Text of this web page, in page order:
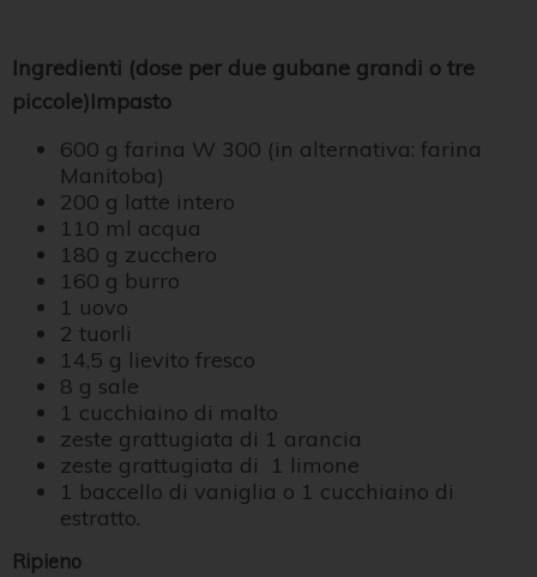
Ingredienti (dose per due gubane grandi o tre
piccole)Impasto
600 g farina W 300 (in alternativa: farina
Manitoba)
200 g latte intero
110 ml acqua
180 g zucchero
160 g burro
1 uovo
2 tuorli
14,5 g lievito fresco
8 g sale
1 cucchiaino di malto
zeste grattugiata di 1 arancia
zeste grattugiata di 1 limone
1 baccello di vaniglia o 1 cucchiaino di
estratto.
Ripieno